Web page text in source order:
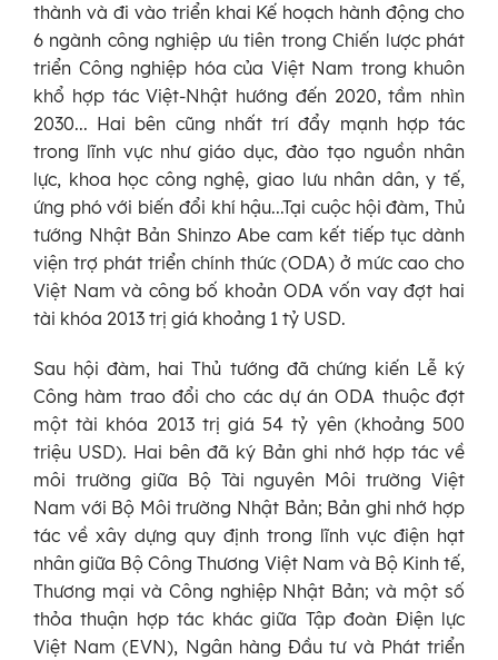
thành và đi vào triển khai Kế hoạch hành động cho
6 ngành công nghiệp ưu tiên trong Chiến lược phát
triển Công nghiệp hóa của Việt Nam trong khuôn
khổ hợp tác Việt-Nhật hướng đến 2020, tầm nhìn
2030... Hai bên cũng nhất trí đẩy mạnh hợp tác
trong lĩnh vực như giáo dục, đào tạo nguồn nhân
lực, khoa học công nghệ, giao lưu nhân dân, y tế,
ứng phó với biến đổi khí hậu...Tại cuộc hội đàm, Thủ
tướng Nhật Bản Shinzo Abe cam kết tiếp tục dành
viện trợ phát triển chính thức (ODA) ở mức cao cho
Việt Nam và công bố khoản ODA vốn vay đợt hai
tài khóa 2013 trị giá khoảng 1 tỷ USD.
Sau hội đàm, hai Thủ tướng đã chứng kiến Lễ ký
Công hàm trao đổi cho các dự án ODA thuộc đợt
một tài khóa 2013 trị giá 54 tỷ yên (khoảng 500
triệu USD). Hai bên đã ký Bản ghi nhớ hợp tác về
môi trường giữa Bộ Tài nguyên Môi trường Việt
Nam với Bộ Môi trường Nhật Bản; Bản ghi nhớ hợp
tác về xây dựng quy định trong lĩnh vực điện hạt
nhân giữa Bộ Công Thương Việt Nam và Bộ Kinh tế,
Thương mại và Công nghiệp Nhật Bản; và một số
thỏa thuận hợp tác khác giữa Tập đoàn Điện lực
Việt Nam (EVN), Ngân hàng Đầu tư và Phát triển